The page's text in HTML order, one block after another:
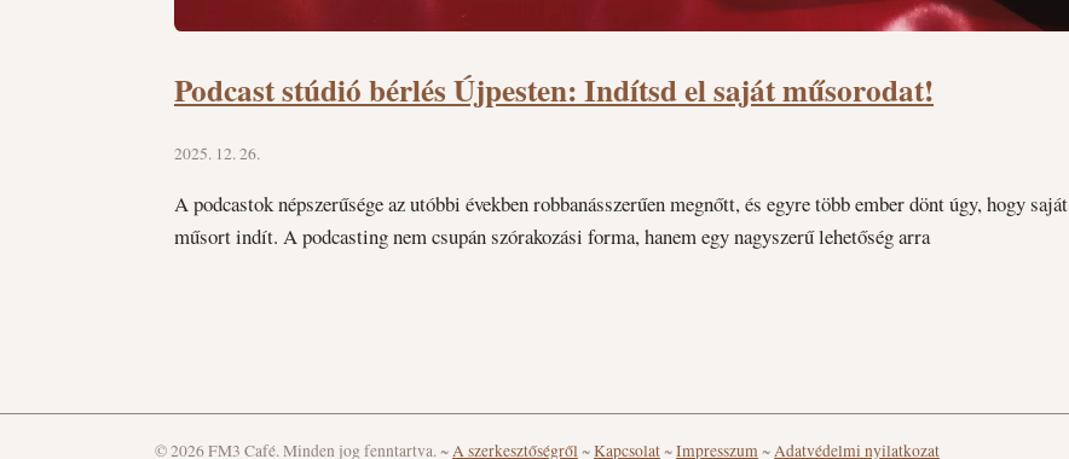
Podcast stúdió bérlés Újpesten: Indítsd el saját műsorodat!
2025. 12. 26.
A podcastok népszerűsége az utóbbi években robbanásszerűen megnőtt, és egyre több ember dönt úgy, hogy saját
műsort indít. A podcasting nem csupán szórakozási forma, hanem egy nagyszerű lehetőség arra
© 2026 FM3 Café. Minden jog fenntartva. ~A szerkesztőségről ~Kapcsolat ~Impresszum ~Adatvédelmi nyilatkozat